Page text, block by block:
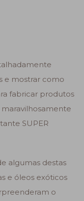
e mostrar como
fabricar produtos
SUPER
algumas destas
e óleos exóticos
o